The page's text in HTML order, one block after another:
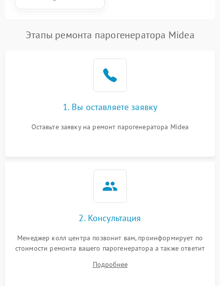
Этапы ремонта парогенератора Midea
1. Вы оставляете заявку
Оставьте заявку на ремонт парогенератора Midea
2. Консультация
Менеджер колл центра позвонит вам, проинформирует по
стоимости ремонта вашего парогенератора а также ответит
Подробнее